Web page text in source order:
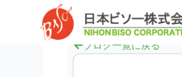
ブログ一覧に戻る